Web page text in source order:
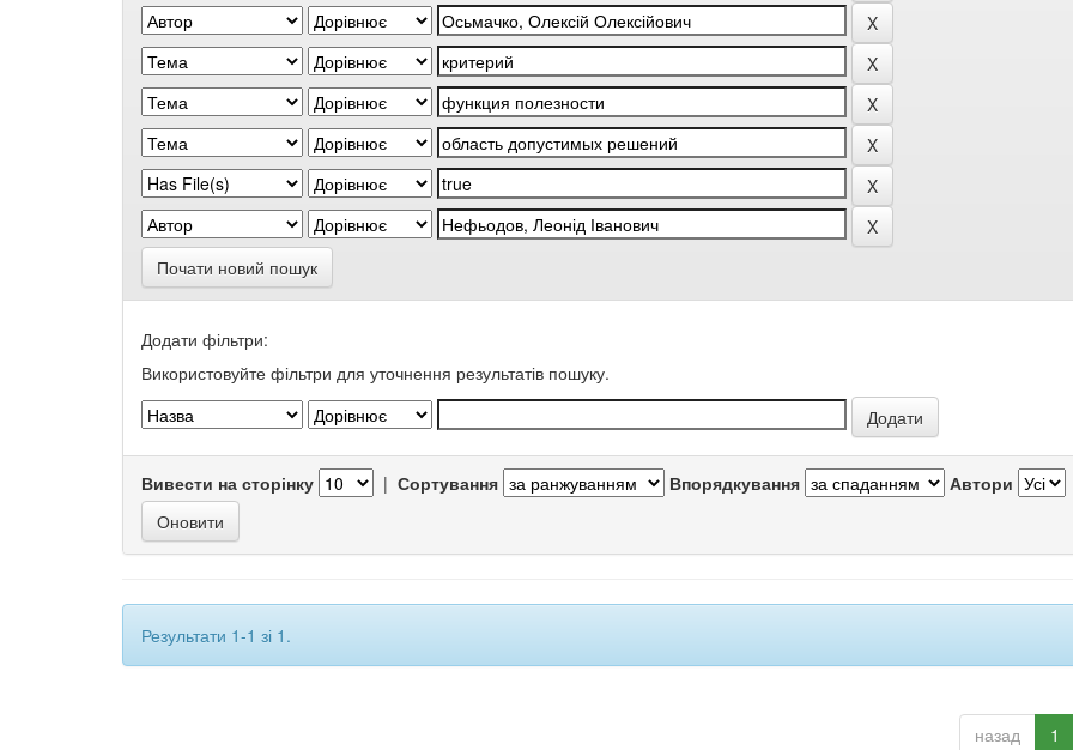
Почати новий пошук
Додати фільтри:
Використовуйте фільтри для уточнення результатів пошуку.
Вивести на сторінку | Сортування Впорядкування Автори
Результати 1-1 зі 1.
назад 1